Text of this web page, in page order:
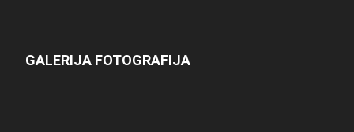
GALERIJA FOTOGRAFIJA